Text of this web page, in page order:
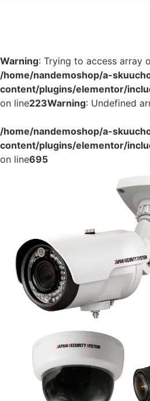
Warning: Trying to access array
/home/nandemoshop/a-
content/plugins/elementor/
on line223Warning: Undefined
/home/nandemoshop/a-
content/plugins/elementor/
on line695